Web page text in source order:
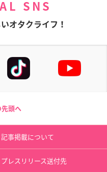
SNS
オタクライフ！
頭へ
記事掲載について
プレスリリース送付先